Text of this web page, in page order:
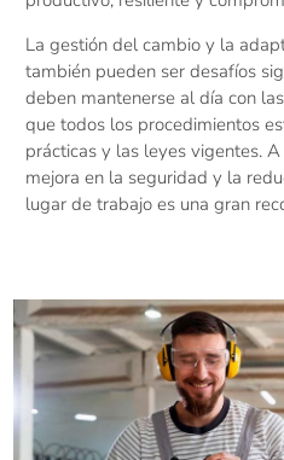
La gestión del cambio y la
también pueden ser desafíos
deben mantenerse al día con
que todos los procedimientos
prácticas y las leyes vigentes.
mejora en la seguridad y la
lugar de trabajo es una gran